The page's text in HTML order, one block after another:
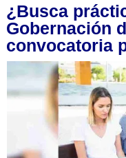
¿Busca
Gobernación
convocatoria